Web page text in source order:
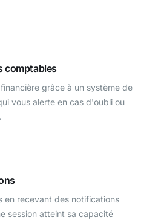
comptables
grâce à un système de
vous alerte en cas d'oubli ou
en recevant des notifications
session atteint sa capacité